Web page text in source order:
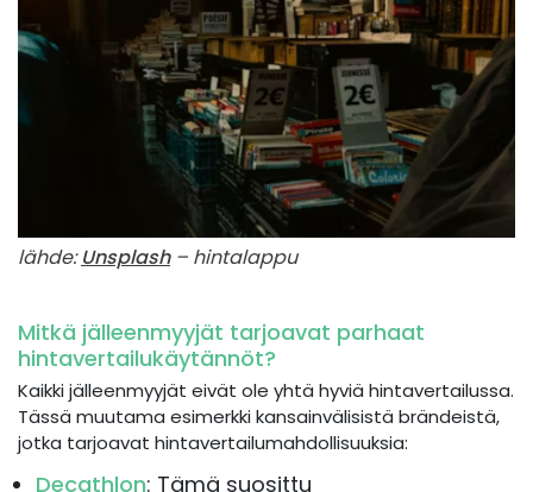
lähde:Unsplash– hintalappu
Mitkä jälleenmyyjät tarjoavat parhaat
hintavertailukäytännöt?
Kaikki jälleenmyyjät eivät ole yhtä hyviä hintavertailussa.
Tässä muutama esimerkki kansainvälisistä brändeistä,
jotka tarjoavat hintavertailumahdollisuuksia:
Decathlon: Tämä suosittu